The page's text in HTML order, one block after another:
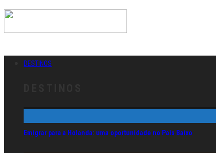
DESTINOS
Emigrar para a Holanda: uma oportunidade no País Baixo